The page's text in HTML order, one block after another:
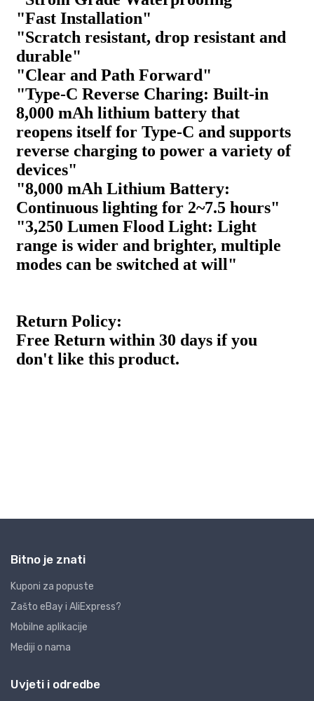
Bitno je znati
Kuponi za popuste
Zašto eBay i AliExpress?
Mobilne aplikacije
Mediji o nama
Uvjeti i odredbe